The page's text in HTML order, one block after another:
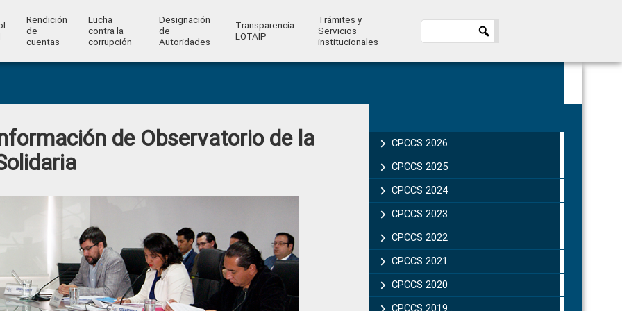
Rendición
de
cuentas
Lucha
contra la
corrupción
Designación
de
Autoridades
Transparencia-
LOTAIP
Trámites y
Servicios
institucionales
de Observatorio de la
Sidebar
CPCCS 2026
CPCCS 2025
CPCCS 2024
CPCCS 2023
CPCCS 2022
CPCCS 2021
CPCCS 2020
CPCCS 2019 .